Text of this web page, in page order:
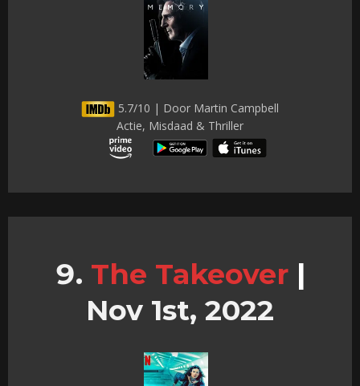
5.7/10 | Door Martin Campbell
Actie, Misdaad & Thriller
The Takeover |
Nov 1st, 2022